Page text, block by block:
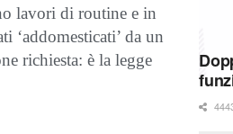
lavori di routine e in
‘addomesticati’ da un
richiesta: è la legge